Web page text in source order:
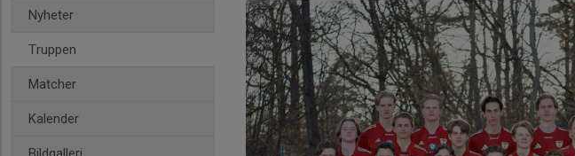
Nyheter
Truppen
Matcher
Kalender